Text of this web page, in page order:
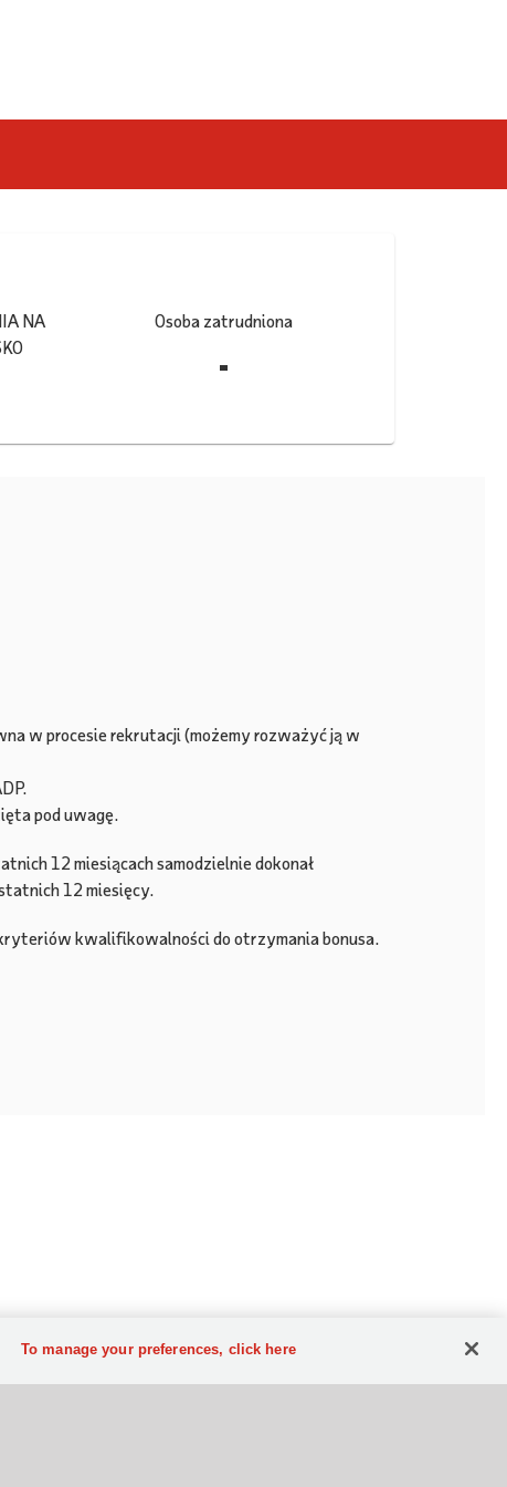
NA
Osoba zatrudniona
-
w procesie rekrutacji (możemy rozważyć ją w
pod uwagę.
12 miesiącach samodzielnie dokonał
12 miesięcy.
kwalifikowalności do otrzymania bonusa.
To manage your preferences, click here